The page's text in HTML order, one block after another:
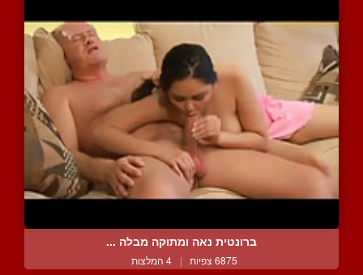
ברונטית נאה ומתוקה מבלה ...
6875 צפיות | 4 המלצות